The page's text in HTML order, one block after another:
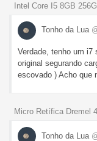
Intel Core I5 8GB
Tonho da Lua
Verdade, tenho um i7
original segurando
escovado ) Acho que
Micro Retífica Dremel
Tonho da Lua